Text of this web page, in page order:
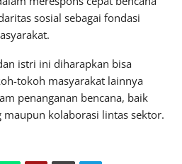
sosial sebagai fondasi
istri ini diharapkan bisa
tokoh masyarakat lainnya
penanganan bencana, baik
kolaborasi lintas sektor.